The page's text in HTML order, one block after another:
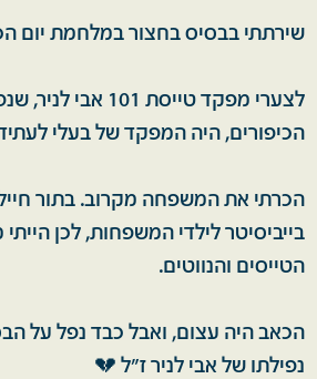
שירתתי בבסיס בחצור במלחמת יום
לצערי מפקד טייסת
הכיפורים, היה המפקד של בעלי
הכרתי את המשפחה מקרוב. בתור
בייביסיטר לילדי המשפחות, לכן
הטייסים והנווטים.
הכאב היה עצום, ואבל כבד נפל על
נפילתו של אבי לניר ז"ל 💔